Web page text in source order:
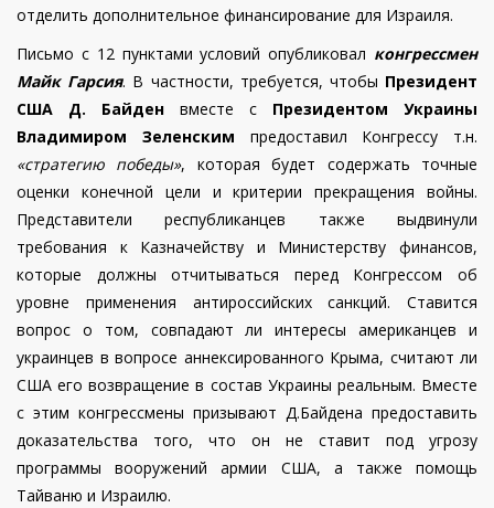
отделить дополнительное финансирование для Израиля.
Письмо с 12 пунктами условий опубликовал конгрессмен
Майк Гарсия. В частности, требуется, чтобы Президент
США Д. Байден вместе с Президентом Украины
Владимиром Зеленским предоставил Конгрессу т.н.
«стратегию победы», которая будет содержать точные
оценки конечной цели и критерии прекращения войны.
Представители республиканцев также выдвинули
требования к Казначейству и Министерству финансов,
которые должны отчитываться перед Конгрессом об
уровне применения антироссийских санкций. Ставится
вопрос о том, совпадают ли интересы американцев и
украинцев в вопросе аннексированного Крыма, считают ли
США его возвращение в состав Украины реальным. Вместе
с этим конгрессмены призывают Д.Байдена предоставить
доказательства того, что он не ставит под угрозу
программы вооружений армии США, а также помощь
Тайваню и Израилю.